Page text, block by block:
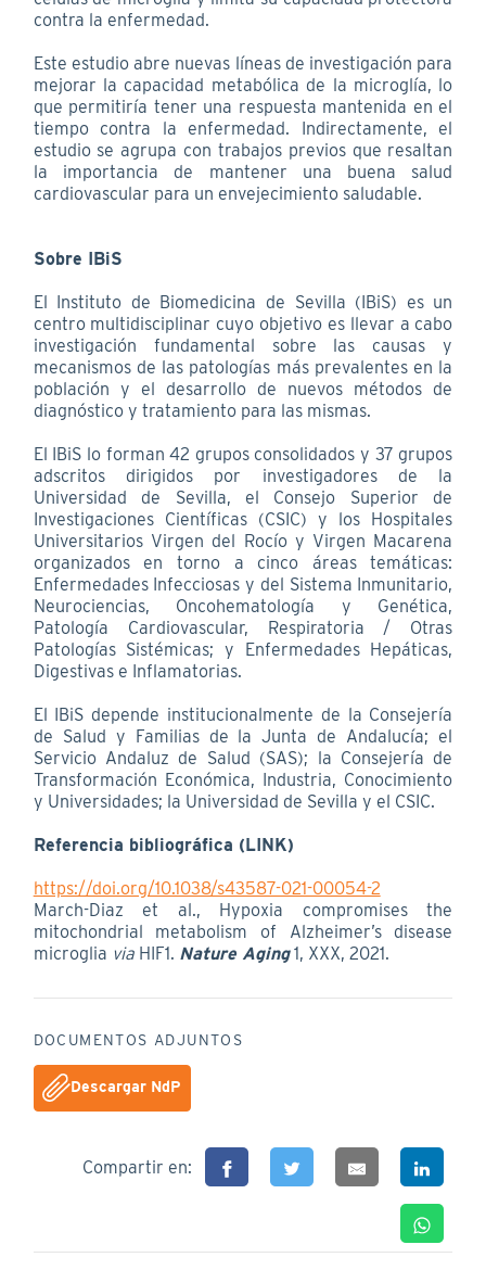
contra la enfermedad.
Este estudio abre nuevas líneas de investigación para
mejorar la capacidad metabólica de la microglía, lo
que permitiría tener una respuesta mantenida en el
tiempo contra la enfermedad. Indirectamente, el
estudio se agrupa con trabajos previos que resaltan
la importancia de mantener una buena salud
cardiovascular para un envejecimiento saludable.
Sobre IBiS
El Instituto de Biomedicina de Sevilla (IBiS) es un
centro multidisciplinar cuyo objetivo es llevar a cabo
investigación fundamental sobre las causas y
mecanismos de las patologías más prevalentes en la
población y el desarrollo de nuevos métodos de
diagnóstico y tratamiento para las mismas.
El IBiS lo forman 42 grupos consolidados y 37 grupos
adscritos dirigidos por investigadores de la
Universidad de Sevilla, el Consejo Superior de
Investigaciones Científicas (CSIC) y los Hospitales
Universitarios Virgen del Rocío y Virgen Macarena
organizados en torno a cinco áreas temáticas:
Enfermedades Infecciosas y del Sistema Inmunitario,
Neurociencias, Oncohematología y Genética,
Patología Cardiovascular, Respiratoria / Otras
Patologías Sistémicas; y Enfermedades Hepáticas,
Digestivas e Inflamatorias.
El IBiS depende institucionalmente de la Consejería
de Salud y Familias de la Junta de Andalucía; el
Servicio Andaluz de Salud (SAS); la Consejería de
Transformación Económica, Industria, Conocimiento
y Universidades; la Universidad de Sevilla y el CSIC.
Referencia bibliográfica (LINK)
https://doi.org/10.1038/s43587-021-00054-2
March-Diaz et al., Hypoxia compromises the
mitochondrial metabolism of Alzheimer’s disease
microglia viaHIF1. Nature Aging1, XXX, 2021.
DOCUMENTOS ADJUNTOS
Descargar NdP
Compartir en: